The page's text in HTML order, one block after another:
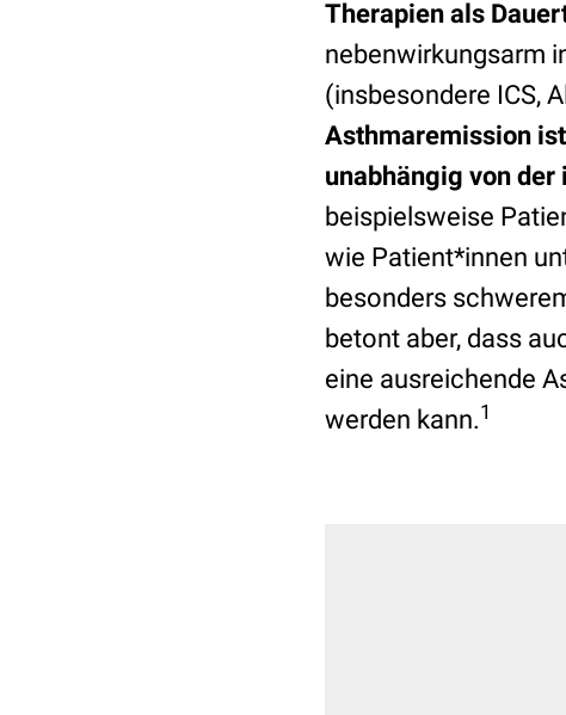
Therapien als
nebenwirkungsarm
(insbesondere ICS,
Asthmaremission
unabhängig von
beispielsweise
wie Patient*innen
besonders
betont aber, dass
eine ausreichende
werden kann.1